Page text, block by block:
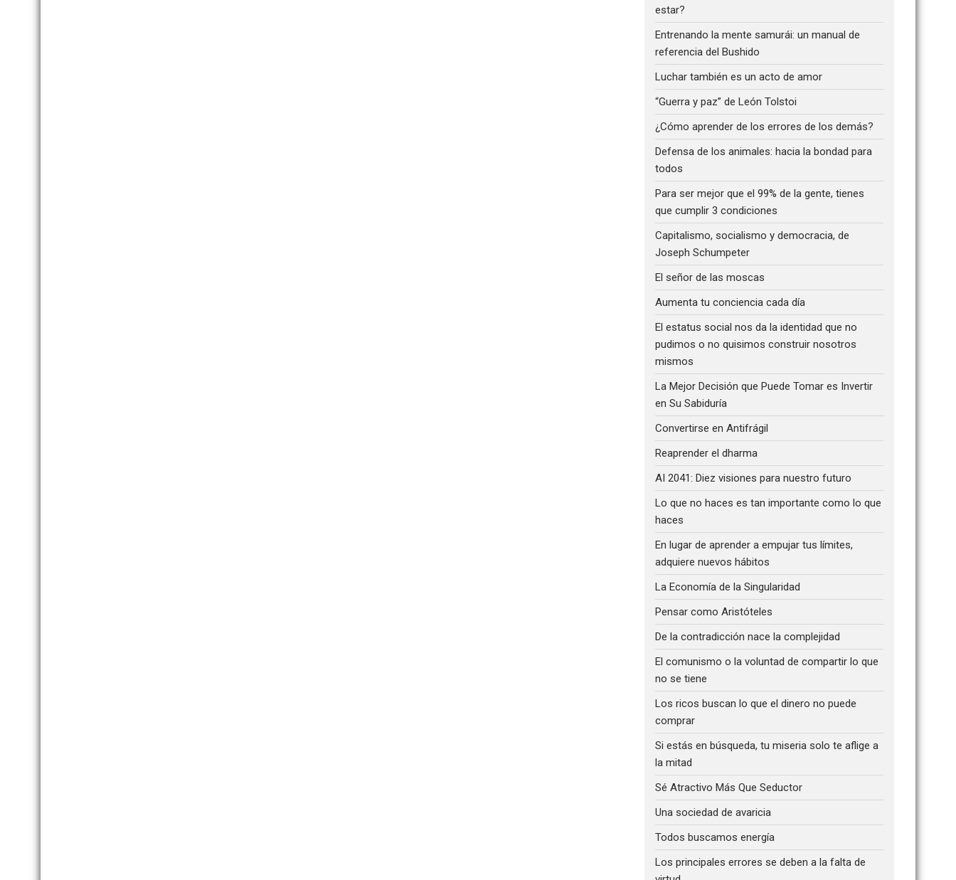
estar?
Entrenando la mente samurái: un manual de
referencia del Bushido
Luchar también es un acto de amor
“Guerra y paz” de León Tolstoi
¿Cómo aprender de los errores de los demás?
Defensa de los animales: hacia la bondad para
todos
Para ser mejor que el 99% de la gente, tienes
que cumplir 3 condiciones
Capitalismo, socialismo y democracia, de
Joseph Schumpeter
El señor de las moscas
Aumenta tu conciencia cada día
El estatus social nos da la identidad que no
pudimos o no quisimos construir nosotros
mismos
La Mejor Decisión que Puede Tomar es Invertir
en Su Sabiduría
Convertirse en Antifrágil
Reaprender el dharma
AI 2041: Diez visiones para nuestro futuro
Lo que no haces es tan importante como lo que
haces
En lugar de aprender a empujar tus límites,
adquiere nuevos hábitos
La Economía de la Singularidad
Pensar como Aristóteles
De la contradicción nace la complejidad
El comunismo o la voluntad de compartir lo que
no se tiene
Los ricos buscan lo que el dinero no puede
comprar
Si estás en búsqueda, tu miseria solo te aflige a
la mitad
Sé Atractivo Más Que Seductor
Una sociedad de avaricia
Todos buscamos energía
Los principales errores se deben a la falta de